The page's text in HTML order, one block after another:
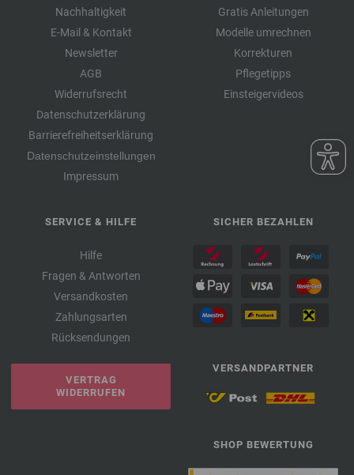
Nachhaltigkeit
E-Mail & Kontakt
Newsletter
AGB
Widerrufsrecht
Datenschutzerklärung
Barrierefreiheitserklärung
Datenschutzeinstellungen
Impressum
Gratis Anleitungen
Modelle umrechnen
Korrekturen
Pflegetipps
Einsteigervideos
SERVICE & HILFE
Hilfe
Fragen & Antworten
Versandkosten
Zahlungsarten
Rücksendungen
VERTRAG
WIDERRUFEN
SICHER BEZAHLEN
VERSANDPARTNER
SHOP BEWERTUNG